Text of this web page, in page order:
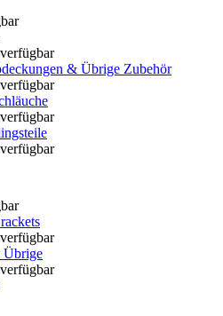
& Übrige Zubehör
Übrige